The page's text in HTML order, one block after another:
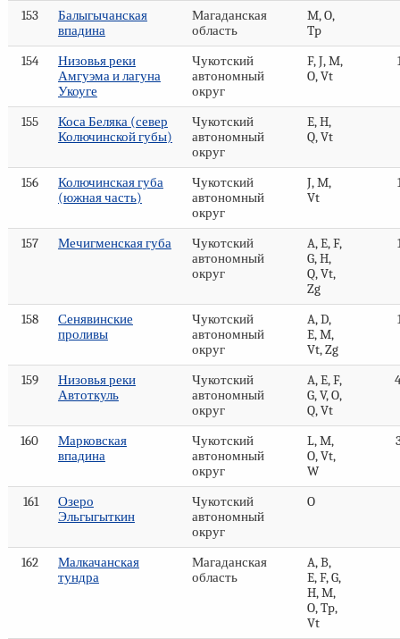
153
Балыгычанская
впадина
Магаданская
область
M, O,
Tp
154
Низовья реки
Амгуэма и лагуна
Укоуге
Чукотский
автономный
округ
F, J, M,
O, Vt
155
Коса Беляка (север
Колючинской губы)
Чукотский
автономный
округ
E, H,
Q, Vt
156
Колючинская губа
(южная часть)
Чукотский
автономный
округ
J, M,
Vt
157 Мечигменская губа
Чукотский
автономный
округ
A, E, F,
G, H,
Q, Vt,
Zg
158
Сенявинские
проливы
Чукотский
автономный
округ
A, D,
E, M,
Vt, Zg
159
Низовья реки
Автоткуль
Чукотский
автономный
округ
A, E, F,
G, V, O,
Q, Vt
160
Марковская
впадина
Чукотский
автономный
округ
L, M,
O, Vt,
W
161
Озеро
Эльгыгыткин
Чукотский
автономный
округ
O
162
Малкачанская
тундра
Магаданская
область
A, B,
E, F, G,
H, M,
O, Tp,
Vt